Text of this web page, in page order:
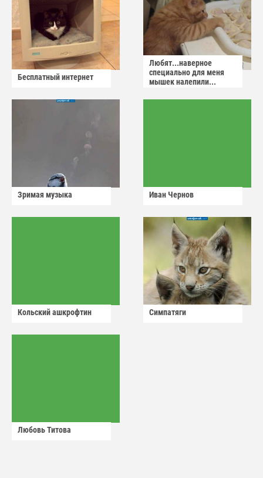
Бесплатный интернет
Любят...наверное
специально для меня
мышек налепили...
Зримая музыка Иван Чернов
Кольский ашкрофтин Симпатяги
Любовь Титова